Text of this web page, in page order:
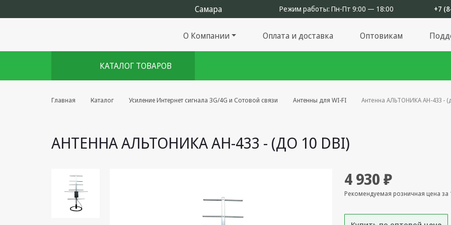
Режим работы: Пн-Пт 9:00 — 18:00 +7
О Компании Оплата и доставка Оптовикам
КАТАЛОГ ТОВАРОВ
Комплекты августа
Android TV приставки
Главная Каталог Усиление Интернет сигнала 3G/4G и Сотовой связи Антенны для WI-FI Антенна АЛЬТОНИКА АН-433 -
АНТЕННА АЛЬТОНИКА АН-433 - (ДО 10 DBI)
4 930 ₽
Рекомендуемая розничная цена за